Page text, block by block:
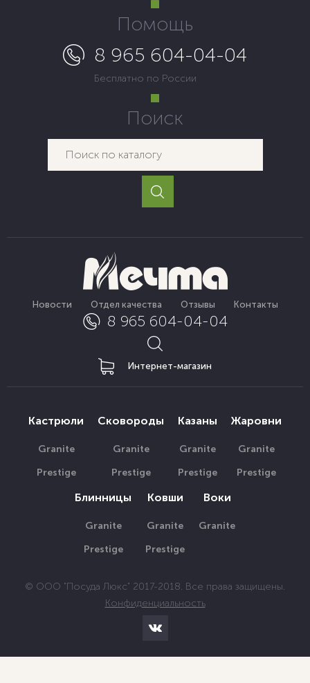
Помощь
8 965 604-04-04
Бесплатно по России
Поиск
Новости Отдел качества Отзывы Контакты
8 965 604-04-04
Интернет-магазин
Кастрюли
Granite
Prestige
Сковороды
Granite
Prestige
Казаны
Granite
Prestige
Жаровни
Granite
Prestige
Блинницы
Granite
Prestige
Ковши
Granite
Prestige
Воки
Granite
© ООО "Посуда Люкс" 2017-2018. Все права защищены.
Конфиденциальность